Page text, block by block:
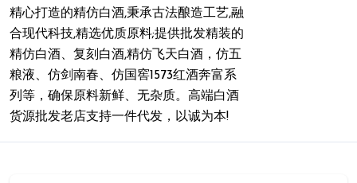
精心打造的精仿白酒,秉承古法酿造工艺,融
合现代科技,精选优质原料;提供批发精装的
精仿白酒、复刻白酒,精仿飞天白酒，仿五
粮液、仿剑南春、仿国窖1573红酒奔富系
列等，确保原料新鲜、无杂质。高端白酒
货源批发老店支持一件代发，以诚为本!